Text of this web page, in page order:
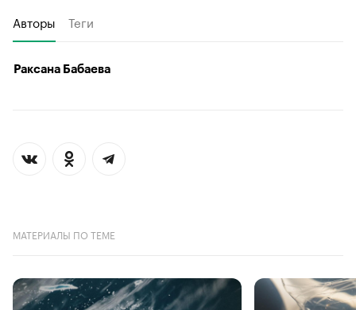
Авторы Теги
Раксана Бабаева
МАТЕРИАЛЫ ПО ТЕМЕ